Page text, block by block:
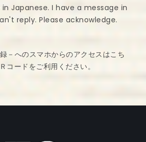
Japanese. I have a message in
reply. Please acknowledge.
－へのスマホからのアクセスはこち
コードをご利用ください。